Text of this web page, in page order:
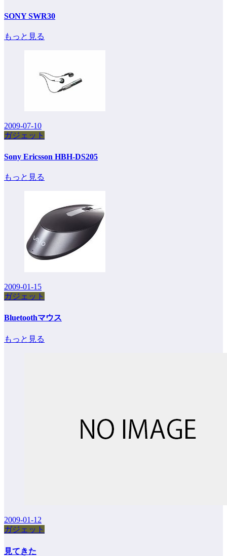
SONY SWR30
もっと見る
2009-07-10
ガジェット
Sony Ericsson HBH-DS205
もっと見る
2009-01-15
ガジェット
Bluetoothマウス
もっと見る
2009-01-12
ガジェット
見てきた